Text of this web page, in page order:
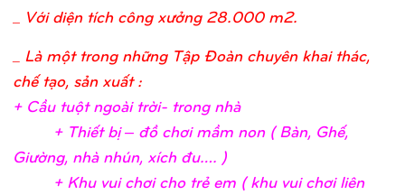
Với diện tích công xưởng 28.000 m2.
_ Là một trong những Tập Đoàn chuyên khai thác,
chế tạo, sản xuất :
+ Cầu tuột ngoài trời- trong nhà
+ Thiết bị– đồchơi mầm non ( Bàn, Ghế,
Giường, nhà nhún, xích đu…. )
+ Khu vui chơi cho trẻem ( khu vui chơi liên